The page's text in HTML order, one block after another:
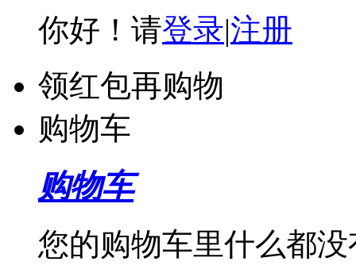
你好！请登录|注册
领红包再购物
购物车
购物车
您的购物车里什么都没